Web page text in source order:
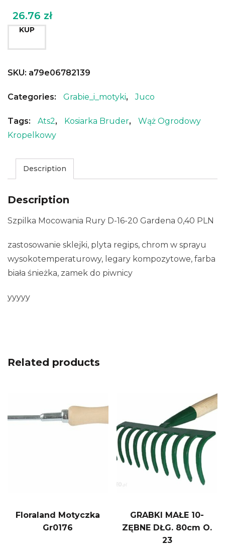
26.76 zł
KUP
SKU: a79e06782139
Categories: Grabie_i_motyki, Juco
Tags: Ats2, Kosiarka Bruder,
Wąż Ogrodowy
Kropelkowy
Description
Description
Szpilka Mocowania Rury D-16-20 Gardena 0,40 PLN
zastosowanie sklejki, plyta regips, chrom w sprayu
wysokotemperaturowy, legary kompozytowe, farba
biała śnieżka, zamek do piwnicy
yyyyy
Related products
Floraland Motyczka
Gr0176
GRABKI MAŁE 10-
ZĘBNE DŁG. 80cm O.
23